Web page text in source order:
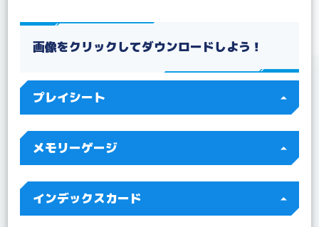
【BT-11】を更新！
2022/07/22
Q&A テーマブースター ドラゴンズロア【EX-03】を
更新！
2022/07/15 Q&Aを更新！
画像をクリックしてダウンロードしよう！
プレイシート
メモリーゲージ
インデックスカード